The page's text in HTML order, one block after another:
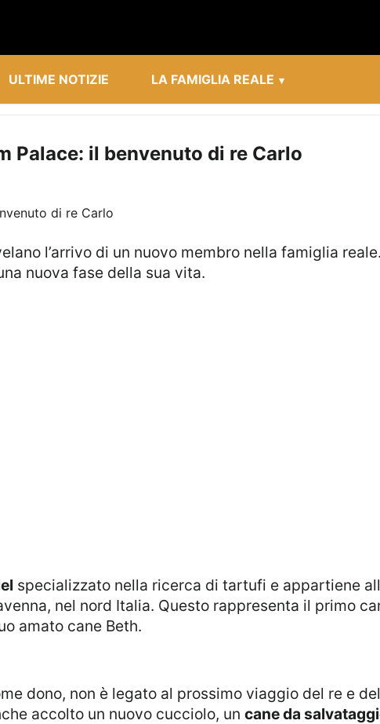
ULTIME NOTIZIE LA FAMIGLIA REALE
Palace: il benvenuto di re Carlo
nuova fase della sua vita.
specializzato nella ricerca di tartufi e appartiene
nel nord Italia. Questo rappresenta il primo
amato cane Beth.
accolto un nuovo cucciolo, un cane da